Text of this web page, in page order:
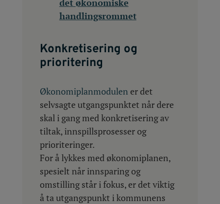
det økonomiske
handlingsrommet
Konkretisering og
prioritering
Økonomiplanmodulen er det
selvsagte utgangspunktet når dere
skal i gang med konkretisering av
tiltak, innspillsprosesser og
prioriteringer.
For å lykkes med økonomiplanen,
spesielt når innsparing og
omstilling står i fokus, er det viktig
å ta utgangspunkt i kommunens